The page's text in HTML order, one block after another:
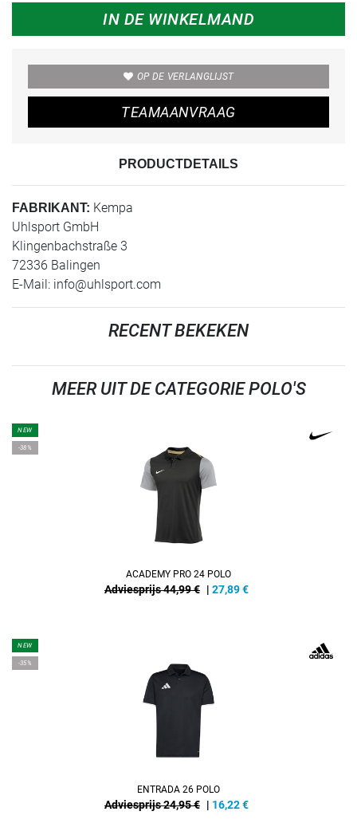
IN DE WINKELMAND
OP DE VERLANGLIJST
TEAMAANVRAAG
PRODUCTDETAILS
FABRIKANT: Kempa
Uhlsport GmbH
Klingenbachstraße 3
72336 Balingen
E-Mail: info@uhlsport.com
RECENT BEKEKEN
MEER UIT DE CATEGORIE POLO'S
NEW
-38%
ACADEMY PRO 24 POLO
Adviesprijs 44,99 € | 27,89€
NEW
-35%
ENTRADA 26 POLO
Adviesprijs 24,95 € | 16,22€